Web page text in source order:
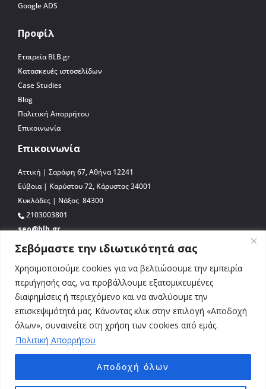
Σεβόμαστε την ιδιωτικότητά σας
Χρησιμοποιούμε cookies για να βελτιώσουμε την εμπειρία
περιήγησής σας, να προβάλλουμε εξατομικευμένες
διαφημίσεις ή περιεχόμενο και να αναλύουμε την
επισκεψιμότητά μας. Κάνοντας κλικ στην επιλογή «Αποδοχή
όλων», συναινείτε στη χρήση των cookies από εμάς.
Πολιτική Απορρήτου
Αποδοχή όλων
Google ADS
Προφίλ
Εταιρεία BLB.gr
Κατασκευές ιστοσελίδων
Case Studies
Blog
Πολιτική Απορρήτου
Επικοινωνία
Επικοινωνία
Αττική | Σαράφη 67, Αθήνα 12241
Εύβοια | Καρύστου 72, Κάρυστος 34001
Κυκλάδες | Νάξος 84300
2103003801
seo@blb.gr